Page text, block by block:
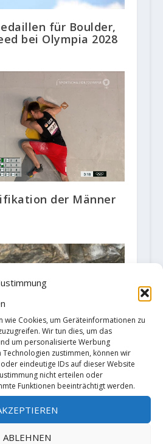
wie Cookies, um Geräteinformationen zu
Wir tun dies, um das
um personalisierte Werbung
Technologien zustimmen, können wir
eindeutige IDs auf dieser Website
nicht erteilen oder
Funktionen beeinträchtigt werden.
ABLEHNEN
für Boulder,
bei Olympia 2028
der Männer
„Doppelgänger